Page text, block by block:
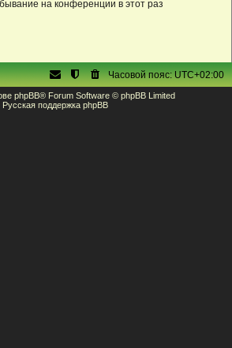
на конференции в этот раз
Часовой пояс:UTC+02:00
phpBB® Forum Software © phpBB Limited
Русская поддержка phpBB